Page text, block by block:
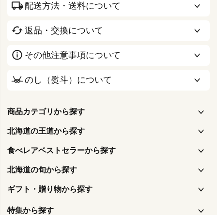
配送方法・送料について
返品・交換について
その他注意事項について
のし（熨斗）について
商品カテゴリから探す
北海道の王道から探す
食べレアベストセラーから探す
北海道の旬から探す
ギフト・贈り物から探す
特集から探す